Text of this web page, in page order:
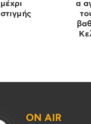
μέχρι
στιγμής
α
ON AIR